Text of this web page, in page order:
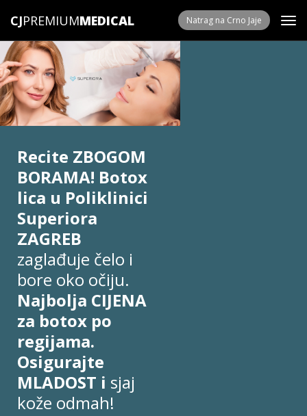
CJPREMIUM Natrag na Crno Jaje
Recite ZBOGOM
BORAMA! Botox
lica u Poliklinici
Superiora
ZAGREB
zaglađuje čelo i
bore oko očiju.
Najbolja CIJENA
za botox po
regijama.
Osigurajte
MLADOST i sjaj
kože odmah!